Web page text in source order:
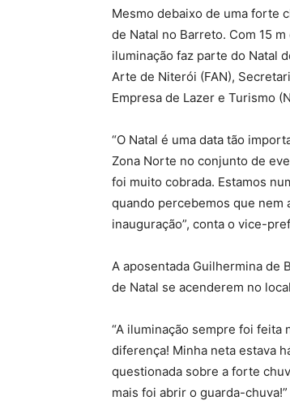
Mesmo debaixo de uma forte
de Natal no Barreto. Com 15
iluminação faz parte do Natal
Arte de Niterói (FAN),
Empresa de Lazer e Turismo
“O Natal é uma data tão
Zona Norte no conjunto de
foi muito cobrada. Estamos
quando percebemos que nem
inauguração”, conta o vice-
A aposentada Guilhermina de
de Natal se acenderem no
“A iluminação sempre foi feita
diferença! Minha neta estava
questionada sobre a forte
mais foi abrir o guarda-chuva!”